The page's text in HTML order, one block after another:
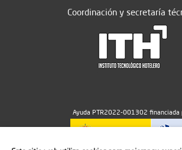
Coordinación y secretaría
Ayuda PTR2022-001302 financiada